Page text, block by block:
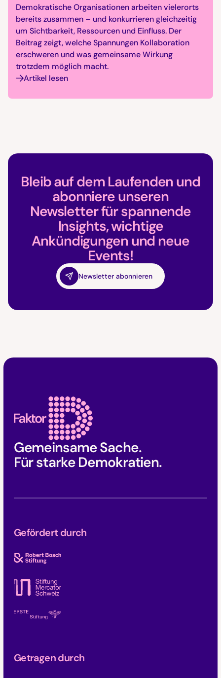
Demokratische Organisationen arbeiten vielerorts
bereits zusammen – und konkurrieren gleichzeitig
um Sichtbarkeit, Ressourcen und Einfluss. Der
Beitrag zeigt, welche Spannungen Kollaboration
erschweren und was gemeinsame Wirkung
trotzdem möglich macht.
Artikel lesen
Bleib auf dem Laufenden und
abonniere unseren
Newsletter für spannende
Insights, wichtige
Ankündigungen und neue
Events!
Newsletter abonnieren
Faktor D Footer
Gemeinsame Sache.
Für starke Demokratien.
Gefördert durch
Getragen durch